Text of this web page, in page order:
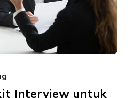
Interview untuk